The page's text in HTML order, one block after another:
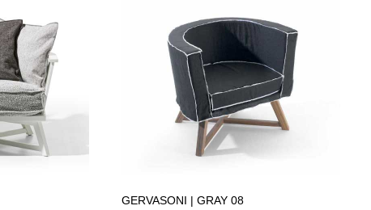
GERVASONI | GRAY 08